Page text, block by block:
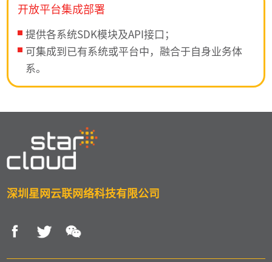
开放平台集成部署
提供各系统SDK模块及API接口；
可集成到已有系统或平台中，融合于自身业务体
系。
深圳星网云联网络科技有限公司